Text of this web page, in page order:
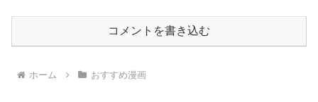
コメントを書き込む
ホーム おすすめ漫画